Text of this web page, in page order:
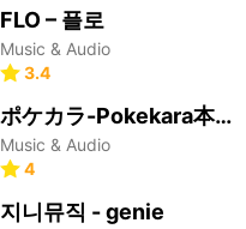
FLO – 플로
Music & Audio
3.4
ポケカラ-Pokekara本格採点カラオケ・ミニゲームアプリ
Music & Audio
4
지니뮤직 - genie